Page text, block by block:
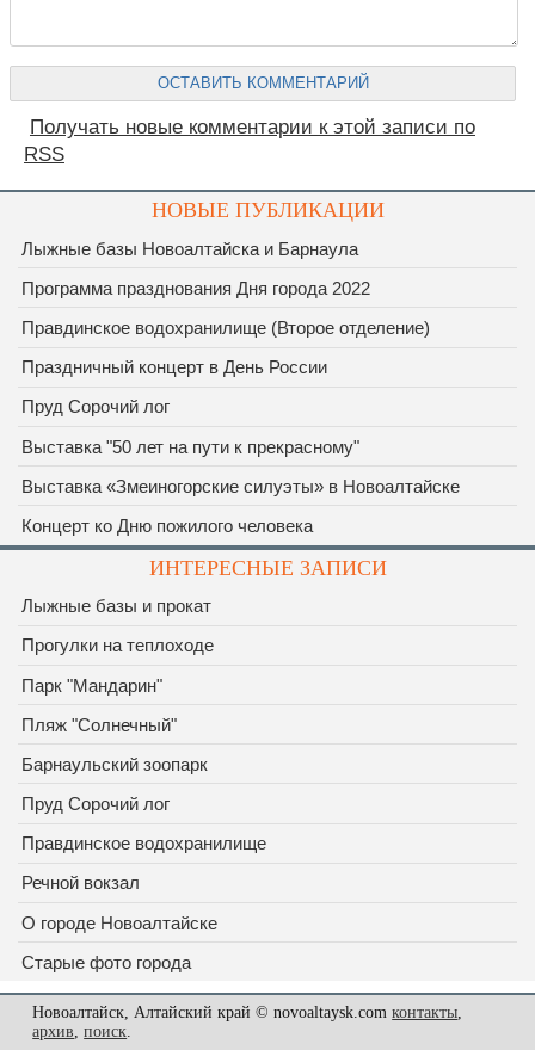
Получать новые комментарии к этой записи по
RSS
НОВЫЕ ПУБЛИКАЦИИ
Лыжные базы Новоалтайска и Барнаула
Программа празднования Дня города 2022
Правдинское водохранилище (Второе отделение)
Праздничный концерт в День России
Пруд Сорочий лог
Выставка "50 лет на пути к прекрасному"
Выставка «Змеиногорские силуэты» в Новоалтайске
Концерт ко Дню пожилого человека
ИНТЕРЕСНЫЕ ЗАПИСИ
Лыжные базы и прокат
Прогулки на теплоходе
Парк "Мандарин"
Пляж "Солнечный"
Барнаульский зоопарк
Пруд Сорочий лог
Правдинское водохранилище
Речной вокзал
О городе Новоалтайске
Старые фото города
Новоалтайск, Алтайский край © novoaltaysk.comконтакты,
архив,поиск.